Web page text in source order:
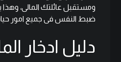
ومستقبل عائلتك المالى،
ضبط النفس فى جميع امور
دليل ادخار